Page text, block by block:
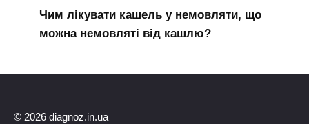
Чим лікувати кашель у немовляти, що
можна немовляті від кашлю?
© 2026 diagnoz.in.ua